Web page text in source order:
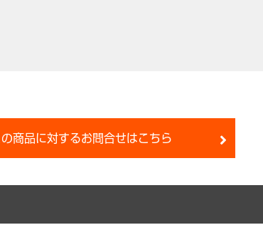
の商品に対するお問合せはこちら